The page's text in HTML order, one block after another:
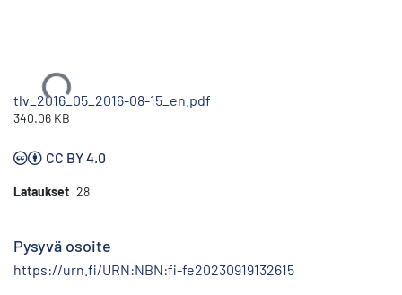
Ladataan...
tlv_2016_05_2016-08-15_en.pdf
340.06 KB
CC BY 4.0
Lataukset 28
Pysyvä osoite
https://urn.fi/URN:NBN:fi-fe20230919132615